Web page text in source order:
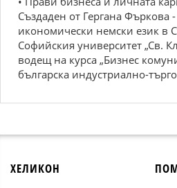
Създаден от Гергана Фъркова
икономически немски език в
Софийския университет „Св.
водещ на курса „Бизнес
българска индустриално-
ХЕЛИКОН